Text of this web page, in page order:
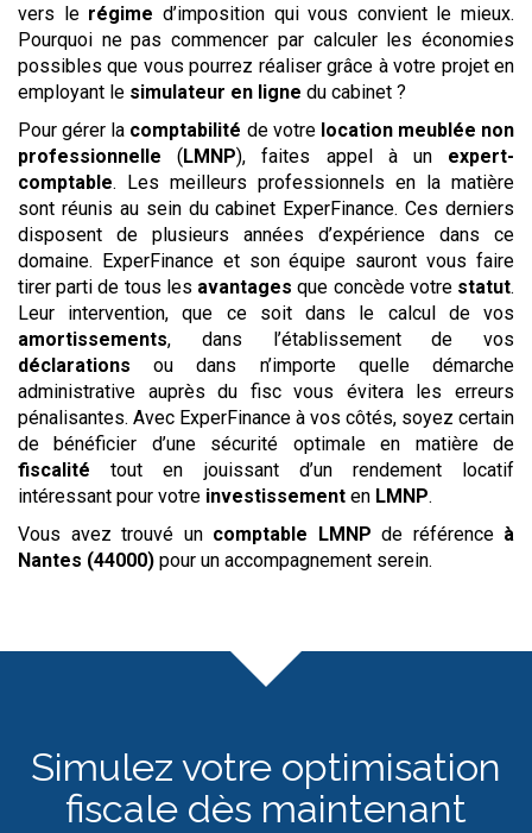
vers le régime d’imposition qui vous convient le mieux.
Pourquoi ne pas commencer par calculer les économies
possibles que vous pourrez réaliser grâce à votre projet en
employant le simulateur en ligne du cabinet ?
Pour gérer la comptabilité de votre location meublée non
professionnelle (LMNP), faites appel à un expert-
comptable. Les meilleurs professionnels en la matière
sont réunis au sein du cabinet ExperFinance. Ces derniers
disposent de plusieurs années d’expérience dans ce
domaine. ExperFinance et son équipe sauront vous faire
tirer parti de tous les avantages que concède votre statut.
Leur intervention, que ce soit dans le calcul de vos
amortissements, dans l’établissement de vos
déclarations ou dans n’importe quelle démarche
administrative auprès du fisc vous évitera les erreurs
pénalisantes. Avec ExperFinance à vos côtés, soyez certain
de bénéficier d’une sécurité optimale en matière de
fiscalité tout en jouissant d’un rendement locatif
intéressant pour votre investissement en LMNP.
Vous avez trouvé un comptable LMNP de référence à
Nantes (44000) pour un accompagnement serein.
Simulez votre optimisation
fiscale dès maintenant